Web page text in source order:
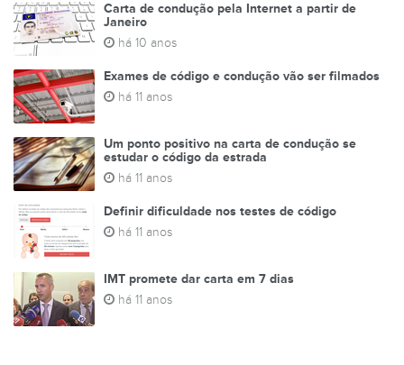
Carta de condução pela Internet a partir de
Janeiro
há 10 anos
Exames de código e condução vão ser filmados
há 11 anos
Um ponto positivo na carta de condução se
estudar o código da estrada
há 11 anos
Definir dificuldade nos testes de código
há 11 anos
IMT promete dar carta em 7 dias
há 11 anos